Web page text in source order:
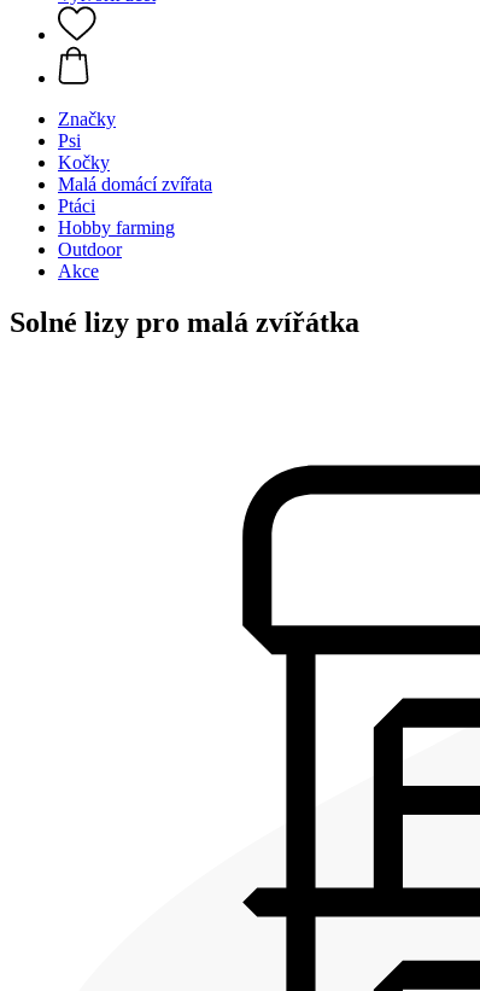
Značky
Psi
Kočky
Malá domácí zvířata
Ptáci
Hobby farming
Outdoor
Akce
Solné lizy pro malá zvířátka